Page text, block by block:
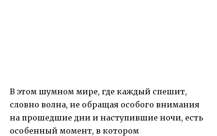
В этом шумном мире, где каждый спешит,
словно волна, не обращая особого внимания
на прошедшие дни и наступившие ночи, есть
особенный момент, в котором